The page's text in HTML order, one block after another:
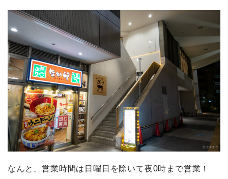
なんと、営業時間は日曜日を除いて夜0時まで営業！